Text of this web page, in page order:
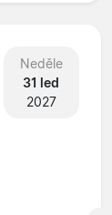
Neděle
31 led
2027